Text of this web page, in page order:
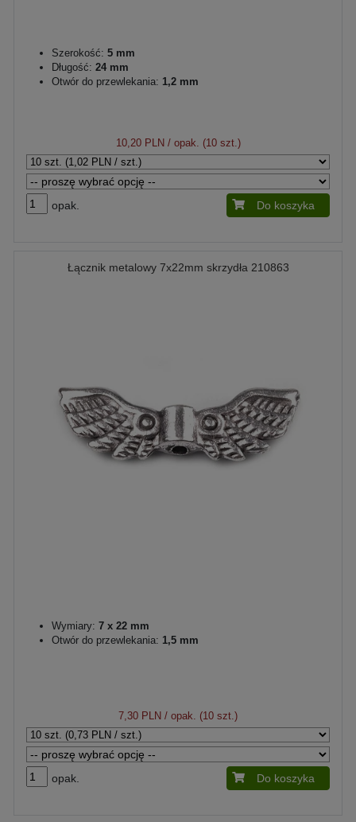
Szerokość: 5 mm
Długość: 24 mm
Otwór do przewlekania: 1,2 mm
10,20 PLN/ opak. (10 szt.)
opak. Do koszyka
Łącznik metalowy 7x22mm skrzydła 210863
Wymiary: 7 x 22 mm
Otwór do przewlekania: 1,5 mm
7,30 PLN / opak. (10 szt.)
opak. Do koszyka